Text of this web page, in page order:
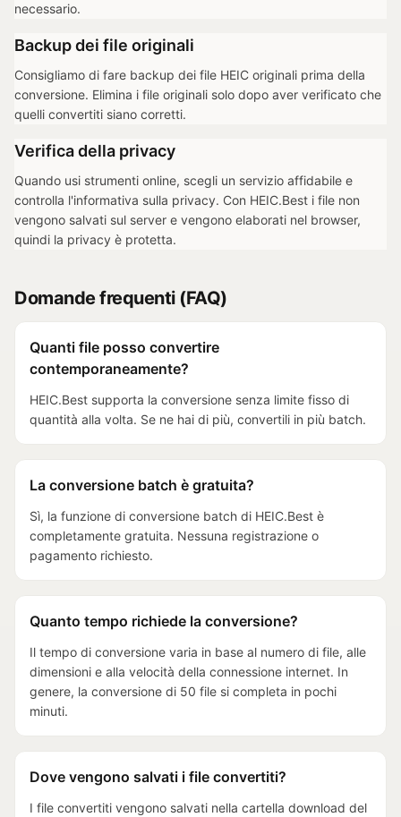
necessario.
Backup dei file originali
Consigliamo di fare backup dei file HEIC originali prima della
conversione. Elimina i file originali solo dopo aver verificato che
quelli convertiti siano corretti.
Verifica della privacy
Quando usi strumenti online, scegli un servizio affidabile e
controlla l'informativa sulla privacy. Con HEIC.Best i file non
vengono salvati sul server e vengono elaborati nel browser,
quindi la privacy è protetta.
Domande frequenti (FAQ)
Quanti file posso convertire
contemporaneamente?
HEIC.Best supporta la conversione senza limite fisso di
quantità alla volta. Se ne hai di più, convertili in più batch.
La conversione batch è gratuita?
Sì, la funzione di conversione batch di HEIC.Best è
completamente gratuita. Nessuna registrazione o
pagamento richiesto.
Quanto tempo richiede la conversione?
Il tempo di conversione varia in base al numero di file, alle
dimensioni e alla velocità della connessione internet. In
genere, la conversione di 50 file si completa in pochi
minuti.
Dove vengono salvati i file convertiti?
I file convertiti vengono salvati nella cartella download del